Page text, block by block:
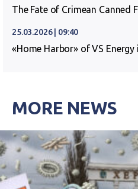
The Fate of Crimean Canned
25.03.2026 | 09:40
«Home Harbor» of VS
MORE NEWS